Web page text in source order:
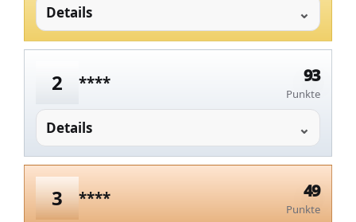
Details
2 **** 93
Punkte
Details
3 **** 49
Punkte